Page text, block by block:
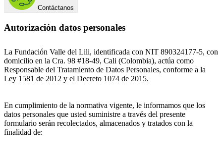
Contáctanos
Autorización datos personales
La Fundación Valle del Lili, identificada con NIT 890324177-5, con
domicilio en la Cra. 98 #18-49, Cali (Colombia), actúa como
Responsable del Tratamiento de Datos Personales, conforme a la
Ley 1581 de 2012 y el Decreto 1074 de 2015.
En cumplimiento de la normativa vigente, le informamos que los
datos personales que usted suministre a través del presente
formulario serán recolectados, almacenados y tratados con la
finalidad de: